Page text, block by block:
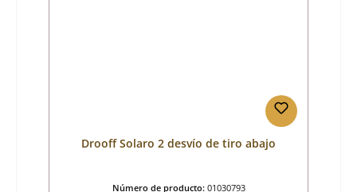
Drooff Solaro 2 desvío de tiro abajo
Número de producto: 01030793